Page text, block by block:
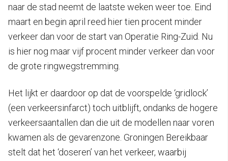
naar de stad neemt de laatste weken weer toe. Eind
maart en begin april reed hier tien procent minder
verkeer dan voor de start van Operatie Ring-Zuid. Nu
is hier nog maar vijf procent minder verkeer dan voor
de grote ringwegstremming.
Het lijkt er daardoor op dat de voorspelde ‘gridlock’
(een verkeersinfarct) toch uitblijft, ondanks de hogere
verkeersaantallen dan die uit de modellen naar voren
kwamen als de gevarenzone. Groningen Bereikbaar
stelt dat het ‘doseren’ van het verkeer, waarbij